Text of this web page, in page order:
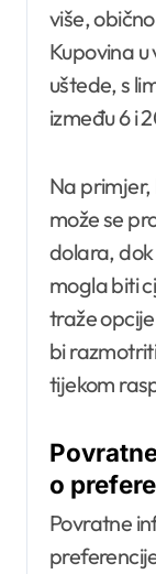
više,
Kupovina
uštede, s
između 6 i
Na primjer,
može se
dolara, dok
mogla biti
traže
bi
tijekom
o
Povratne